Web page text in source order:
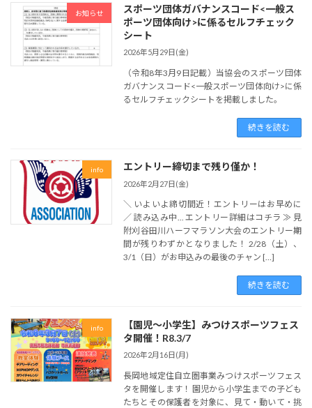
お知らせ
スポーツ団体ガバナンスコード<一般ス
ポーツ団体向け>に係るセルフチェック
シート
2026年5月29日(金)
（令和8年3月9日記載）当協会のスポーツ団体
ガバナンスコード<一般スポーツ団体向け>に係
るセルフチェックシートを掲載しました。
続きを読む
info エントリー締切まで残り僅か！
2026年2月27日(金)
＼ いよいよ締切間近！エントリーはお早めに
／ 読み込み中... エントリー詳細はコチラ ≫ 見
附刈谷田川ハーフマラソン大会のエントリー期
間が残りわずかとなりました！ 2/28（土）、
3/1（日）がお申込みの最後のチャン […]
続きを読む
info
【園児～小学生】みつけスポーツフェス
タ開催！R8.3/7
2026年2月16日(月)
長岡地域定住自立圏事業みつけスポーツフェス
タを開催します！ 園児から小学生までの子ども
たちとその保護者を対象に、見て・動いて・挑